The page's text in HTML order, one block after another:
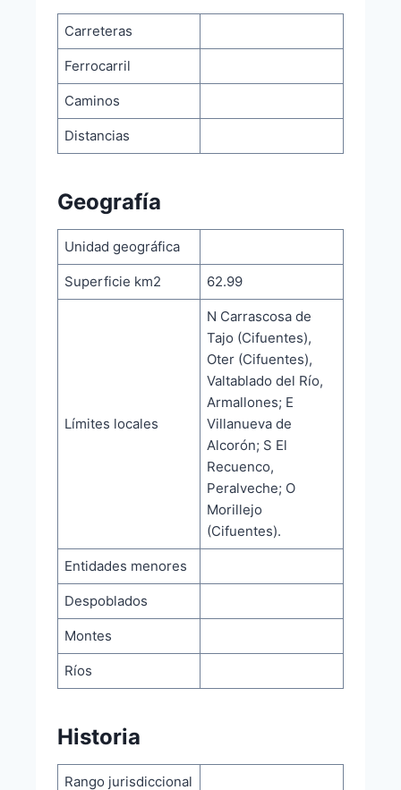
Carreteras
Ferrocarril
Caminos
Distancias
Geografía
Unidad geográfica
Superficie km2 62.99
Límites locales
N Carrascosa de
Tajo (Cifuentes),
Oter (Cifuentes),
Valtablado del Río,
Armallones; E
Villanueva de
Alcorón; S El
Recuenco,
Peralveche; O
Morillejo
(Cifuentes).
Entidades menores
Despoblados
Montes
Ríos
Historia
Rango jurisdiccional